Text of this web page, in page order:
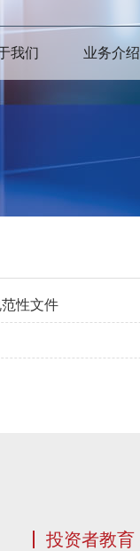
我们 业务介绍
性文件
投资者教育